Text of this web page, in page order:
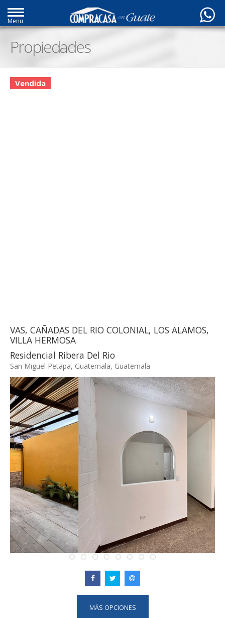
Menu
Propiedades
Vendida
VAS, CAÑADAS DEL RIO COLONIAL, LOS ALAMOS,
VILLA HERMOSA
Residencial Ribera Del Rio
San Miguel Petapa, Guatemala, Guatemala
MÁS OPCIONES